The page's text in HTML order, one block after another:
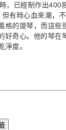
，已經制作出400
有時心血來潮，
格的提琴，而這些
好奇心。他的琴在
淨度。